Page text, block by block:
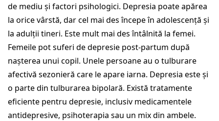
de mediu și factori psihologici. Depresia poate apărea
la orice vârstă, dar cel mai des începe în adolescență și
la adulții tineri. Este mult mai des întâlnită la femei.
Femeile pot suferi de depresie post-partum după
nașterea unui copil. Unele persoane au o tulburare
afectivă sezonieră care le apare iarna. Depresia este și
o parte din tulburarea bipolară. Există tratamente
eficiente pentru depresie, inclusiv medicamentele
antidepresive, psihoterapia sau un mix din ambele.